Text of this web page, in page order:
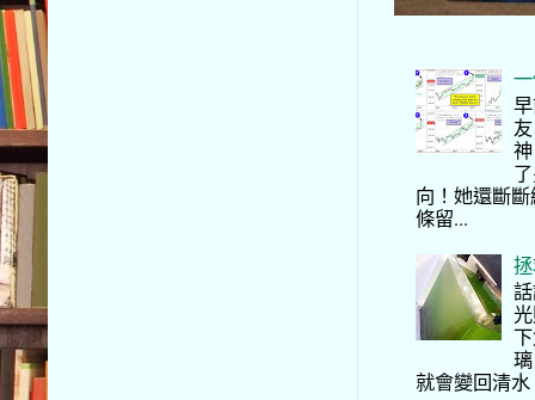
向！她還斷
條留...
就會變回清